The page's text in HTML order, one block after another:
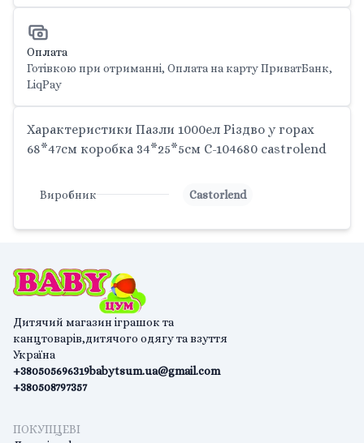
Оплата
Готівкою при отриманні, Оплата на карту ПриватБанк,
LiqPay
Характеристики Пазли 1000ел Різдво у горах
68*47см коробка 34*25*5см C-104680 castrolend
Виробник Castorlend
Дитячий магазин іграшок та
канцтоварів,дитячого одягу та взуття
Україна
+380505696319
+380508797357
babytsum.ua@gmail.com
ПОКУПЦЕВІ